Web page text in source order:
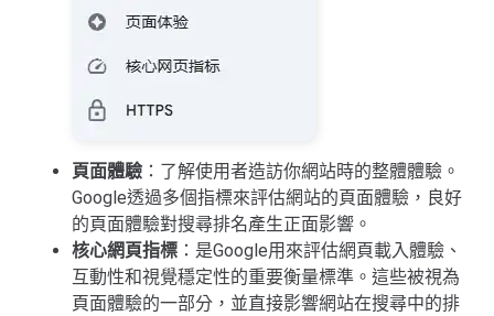
頁面體驗 ：了解使用者造訪你網站時的整體體驗。
Google透過多個指標來評估網站的頁面體驗，良好
的頁面體驗對搜尋排名產生正面影響。
核心網頁指標 ：是Google用來評估網頁載入體驗、
互動性和視覺穩定性的重要衡量標準。這些被視為
頁面體驗的一部分，並直接影響網站在搜尋中的排